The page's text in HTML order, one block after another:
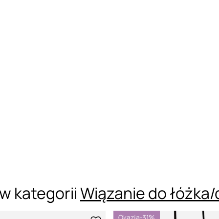
kategoriiWiązanie do